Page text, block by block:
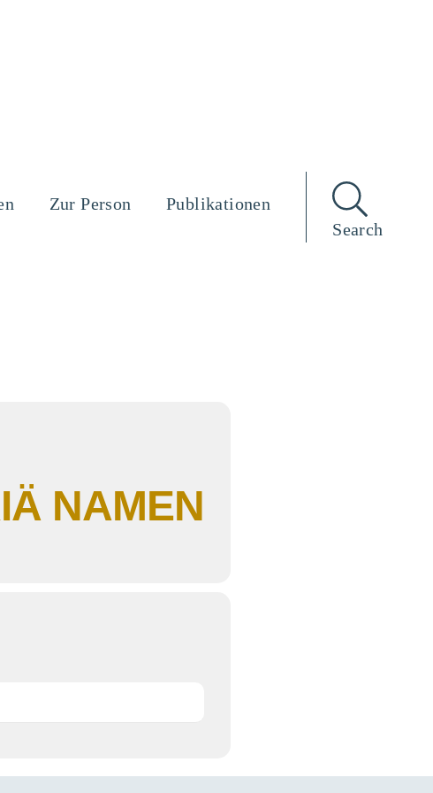
Zur Person
Publikationen
Search
NAMEN